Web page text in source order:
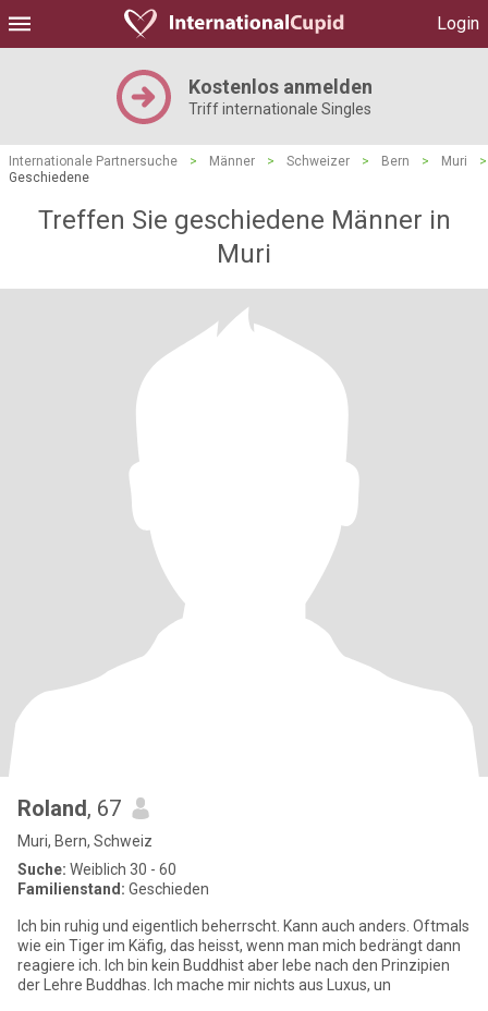
Login
Kostenlos anmelden
Triff internationale Singles
Internationale Partnersuche > Männer > Schweizer > Bern > Muri
>
Geschiedene
Treffen Sie geschiedene Männer in
Muri
Roland, 67
Muri, Bern, Schweiz
Suche: Weiblich 30 - 60
Familienstand: Geschieden
Ich bin ruhig und eigentlich beherrscht. Kann auch anders. Oftmals
wie ein Tiger im Käfig, das heisst, wenn man mich bedrängt dann
reagiere ich. Ich bin kein Buddhist aber lebe nach den Prinzipien
der Lehre Buddhas. Ich mache mir nichts aus Luxus, un